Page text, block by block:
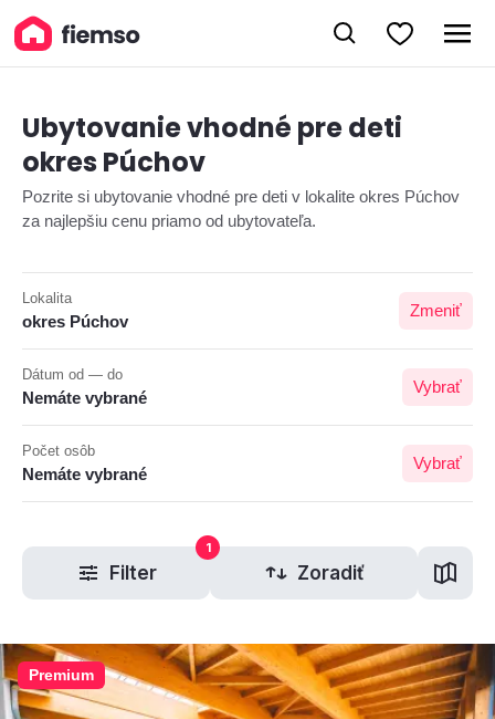
Ubytovanie vhodné pre deti
okres Púchov
Pozrite si ubytovanie vhodné pre deti v lokalite okres Púchov
za najlepšiu cenu priamo od ubytovateľa.
Lokalita
okres Púchov
Zmeniť
Dátum od — do
Nemáte vybrané
Vybrať
Počet osôb
Nemáte vybrané
Vybrať
Filter
1
Zoradiť
Premium